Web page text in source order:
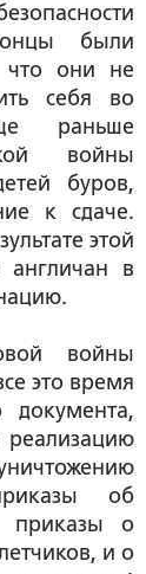
были
что они не
себя во
раньше
войны
буров,
к сдаче.
этой
в
войны
это время
реализацию
об
приказы о
и о